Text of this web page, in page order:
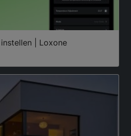
| Loxone